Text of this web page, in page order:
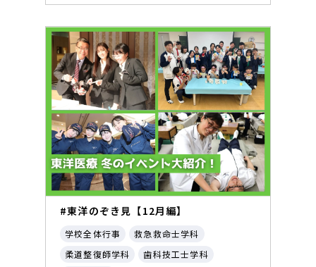
#東洋のぞき見【12月編】
学校全体行事
救急救命士学科
柔道整復師学科
歯科技工士学科